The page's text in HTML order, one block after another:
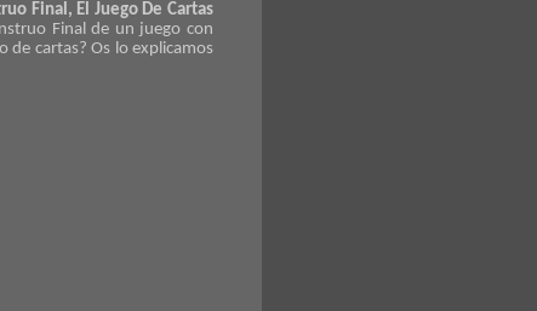
Final, El Juego De Cartas
Final de un juego con
de cartas? Os lo explicamos